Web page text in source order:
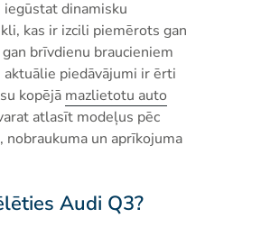
iegūstat dinamisku
kas ir izcili piemērots gan
brīvdienu braucieniem
aktuālie piedāvājumi ir ērti
kopējā mazlietotu auto
atlasīt modeļus pēc
nobraukuma un aprīkojuma
Audi Q3?